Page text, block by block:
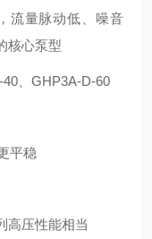
流量脉动低、噪音
核心泵型
、GHP3A-D-60
平稳
高压性能相当